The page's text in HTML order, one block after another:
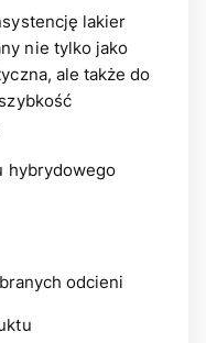
lakier
nie tylko jako
ale także do
hybrydowego
odcieni